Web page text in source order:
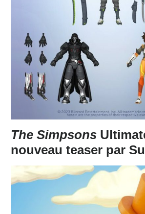
The Simpsons
nouveau teaser par